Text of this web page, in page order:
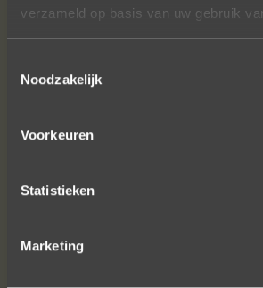
verzameld op basis van uw gebruik
Noodzakelijk
Voorkeuren
Statistieken
Marketing
ringen (we wonen in het